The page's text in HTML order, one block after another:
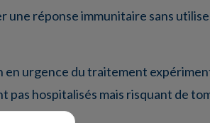
une réponse immunitaire sans
en urgence du traitement
pas hospitalisés mais risquant de